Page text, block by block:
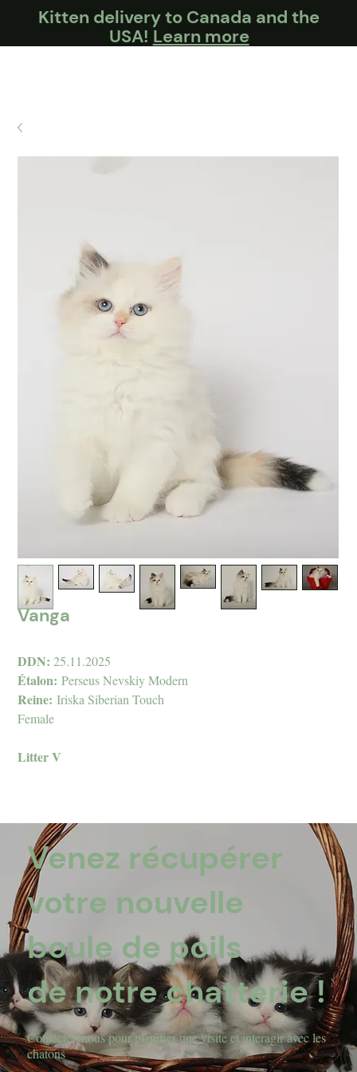
Kitten delivery to Canada and the
USA! Learn more
Vanga
DDN:25.11.2025
Étalon: Perseus Nevskiy Modern
Reine: Iriska Siberian Touch
Female
Litter V
Venez récupérer
votre nouvelle
boule de poils
de notre chatterie !
​Contactez-nous pour planifier une visite et interagir avec les
chatons